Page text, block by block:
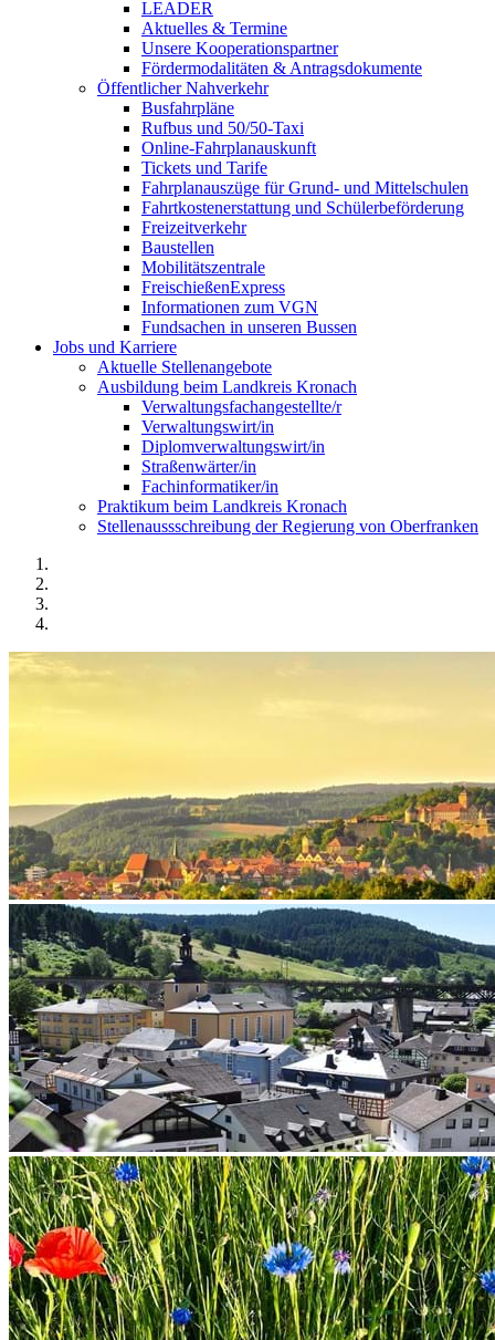
LEADER
Aktuelles & Termine
Unsere Kooperationspartner
Fördermodalitäten & Antragsdokumente
Öffentlicher Nahverkehr
Busfahrpläne
Rufbus und 50/50-Taxi
Online-Fahrplanauskunft
Tickets und Tarife
Fahrplanauszüge für Grund- und Mittelschulen
Fahrtkostenerstattung und Schülerbeförderung
Freizeitverkehr
Baustellen
Mobilitätszentrale
FreischießenExpress
Informationen zum VGN
Fundsachen in unseren Bussen
Jobs und Karriere
Aktuelle Stellenangebote
Ausbildung beim Landkreis Kronach
Verwaltungsfachangestellte/r
Verwaltungswirt/in
Diplomverwaltungswirt/in
Straßenwärter/in
Fachinformatiker/in
Praktikum beim Landkreis Kronach
Stellenaussschreibung der Regierung von Oberfranken